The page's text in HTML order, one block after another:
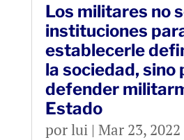
Los militares no
instituciones
establecerle
la sociedad, sino
defender
Estado
porlui| Mar 23, 2022